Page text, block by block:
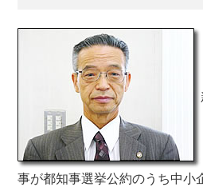
事が都知事選挙公約のうち中小